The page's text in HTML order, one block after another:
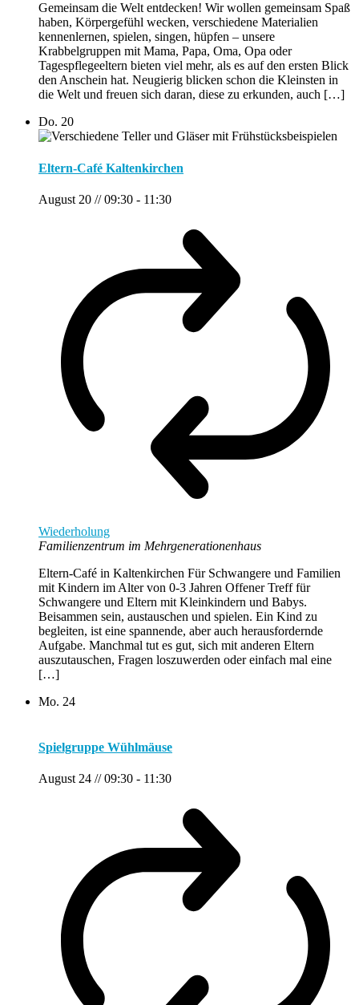
Gemeinsam die Welt entdecken! Wir wollen gemeinsam Spaß
haben, Körpergefühl wecken, verschiedene Materialien
kennenlernen, spielen, singen, hüpfen – unsere
Krabbelgruppen mit Mama, Papa, Oma, Opa oder
Tagespflegeeltern bieten viel mehr, als es auf den ersten Blick
den Anschein hat. Neugierig blicken schon die Kleinsten in
die Welt und freuen sich daran, diese zu erkunden, auch […]
Do. 20
Eltern-Café Kaltenkirchen
August 20 // 09:30 - 11:30
Wiederholung
Familienzentrum im Mehrgenerationenhaus
Eltern-Café in Kaltenkirchen Für Schwangere und Familien
mit Kindern im Alter von 0-3 Jahren Offener Treff für
Schwangere und Eltern mit Kleinkindern und Babys.
Beisammen sein, austauschen und spielen. Ein Kind zu
begleiten, ist eine spannende, aber auch herausfordernde
Aufgabe. Manchmal tut es gut, sich mit anderen Eltern
auszutauschen, Fragen loszuwerden oder einfach mal eine
[…]
Mo. 24
Spielgruppe Wühlmäuse
August 24 // 09:30 - 11:30